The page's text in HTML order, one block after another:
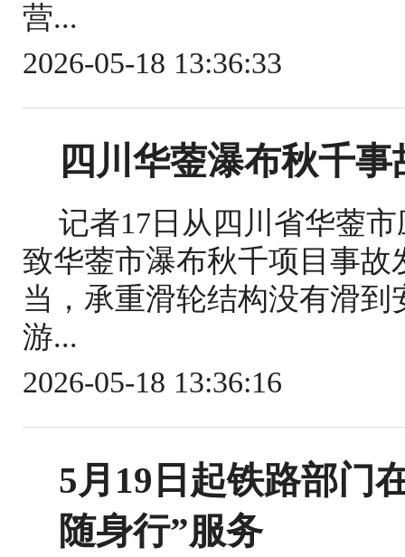
营...
2026-05-18 13:36:33
四川华蓥瀑布秋千
记者17日从四川省华蓥
致华蓥市瀑布秋千项目事
当，承重滑轮结构没有滑
游...
2026-05-18 13:36:16
5月19日起铁路部门
随身行”服务